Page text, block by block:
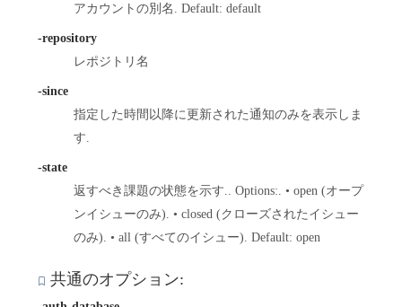
アカウントの別名. Default: default
-repository
レポジトリ名
-since
指定した時間以降に更新された通知のみを表示しま
す.
-state
返すべき課題の状態を示す.. Options:. • open (オープ
ンイシューのみ). • closed (クローズされたイシュー
のみ). • all (すべてのイシュー). Default: open
共通のオプション: